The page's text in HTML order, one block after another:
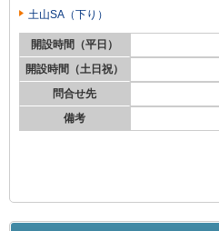
土山SA（下り）
開設時間（平日）
開設時間（土日祝）
問合せ先
備考